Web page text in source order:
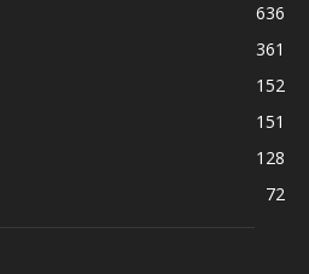
636
361
152
151
128
72